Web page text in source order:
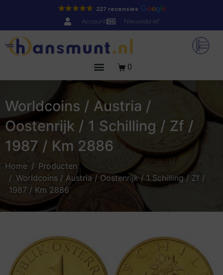
227 recensies
Account Nieuwsbrief
0
Worldcoins / Austria /
Oostenrijk / 1 Schilling / Zf /
1987 / Km 2886
Home
Producten
Worldcoins / Austria / Oostenrijk / 1 Schilling / Zf /
1987 / Km 2886